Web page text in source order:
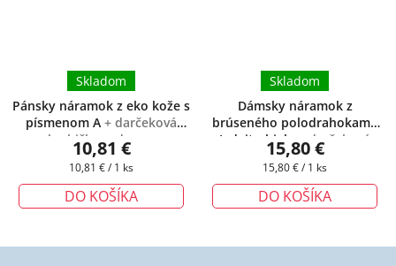
Pánsky náramok z eko kože s
písmenom A + darčeková
krabička zadarmo
Skladom
10,81 €
Jednotková
10,81 € / 1 ks
DO KOŠÍKA
Dámsky náramok z
brúseného polodrahokamu
Jadeit - biely+ darčeková
krabička zadarmo
Skladom
15,80 €
Jednotková
15,80 € / 1 ks
DO KOŠÍKA